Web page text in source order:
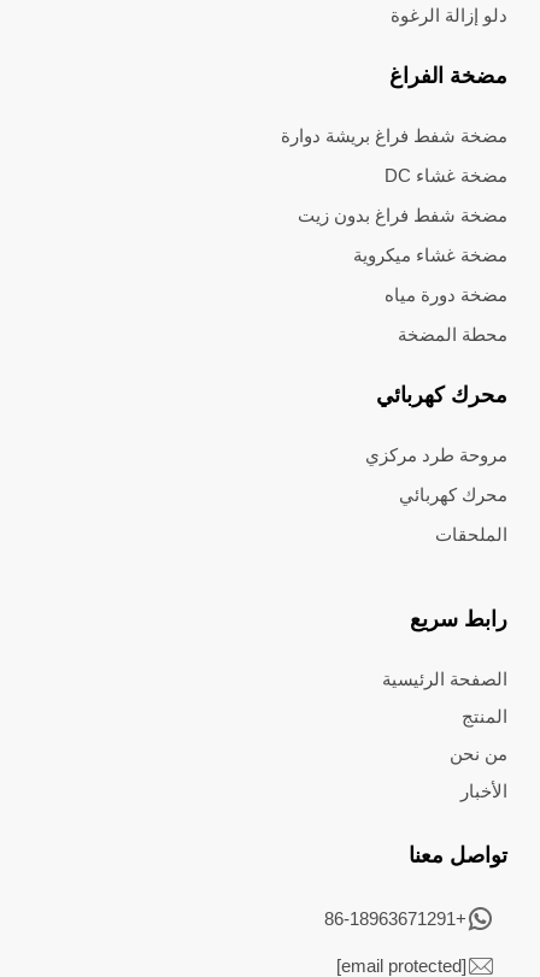
دلو إزالة الرغوة
مضخة الفراغ
مضخة شفط فراغ بريشة دوارة
مضخة غشاء DC
مضخة شفط فراغ بدون زيت
مضخة غشاء ميكروية
مضخة دورة مياه
محطة المضخة
محرك كهربائي
مروحة طرد مركزي
محرك كهربائي
الملحقات
رابط سريع
الصفحة الرئيسية
المنتج
من نحن
الأخبار
تواصل معنا
+86-18963671291
[email protected]